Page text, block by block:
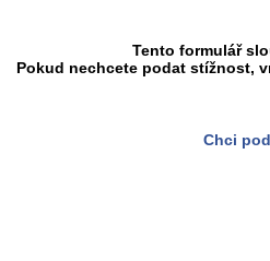
Tento formulář
Pokud nechcete podat stížnost,
Chci